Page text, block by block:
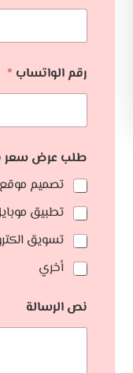
رقم الواتساب *
طلب عرض
تصميم موقع
تطبيق
تسويق
أخري
نص الرسالة